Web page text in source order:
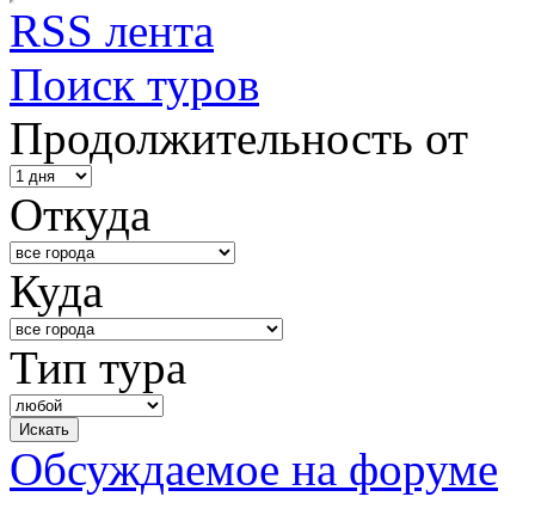
RSS лента
Поиск туров
Продолжительность от
Откуда
Куда
Тип тура
Обсуждаемое на форуме